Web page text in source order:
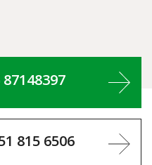
815 6506